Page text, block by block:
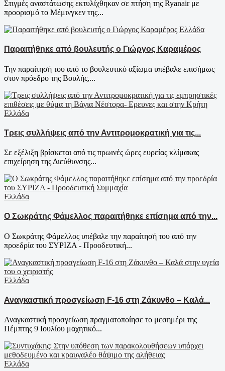
Στιγμές αναστάτωσης εκτυλίχθηκαν σε πτήση της Ryanair με
προορισμό το Μέμινγκεν της...
Ελλάδα
Παραιτήθηκε από βουλευτής ο Γιώργος Καραμέρος
Την παραίτησή του από το βουλευτικό αξίωμα υπέβαλε επισήμως
στον πρόεδρο της Βουλής,...
Ελλάδα
Τρεις συλλήψεις από την Αντιτρομοκρατική για τις...
Σε εξέλιξη βρίσκεται από τις πρωινές ώρες ευρείας κλίμακας
επιχείρηση της Διεύθυνσης...
Ελλάδα
Ο Σωκράτης Φάμελλος παραιτήθηκε επίσημα από την...
Ο Σωκράτης Φάμελλος υπέβαλε την παραίτησή του από την
προεδρία του ΣΥΡΙΖΑ - Προοδευτική...
Ελλάδα
Αναγκαστική προσγείωση F-16 στη Ζάκυνθο – Καλά...
Αναγκαστική προσγείωση πραγματοποίησε το μεσημέρι της
Πέμπτης 9 Ιουλίου μαχητικό...
Ελλάδα